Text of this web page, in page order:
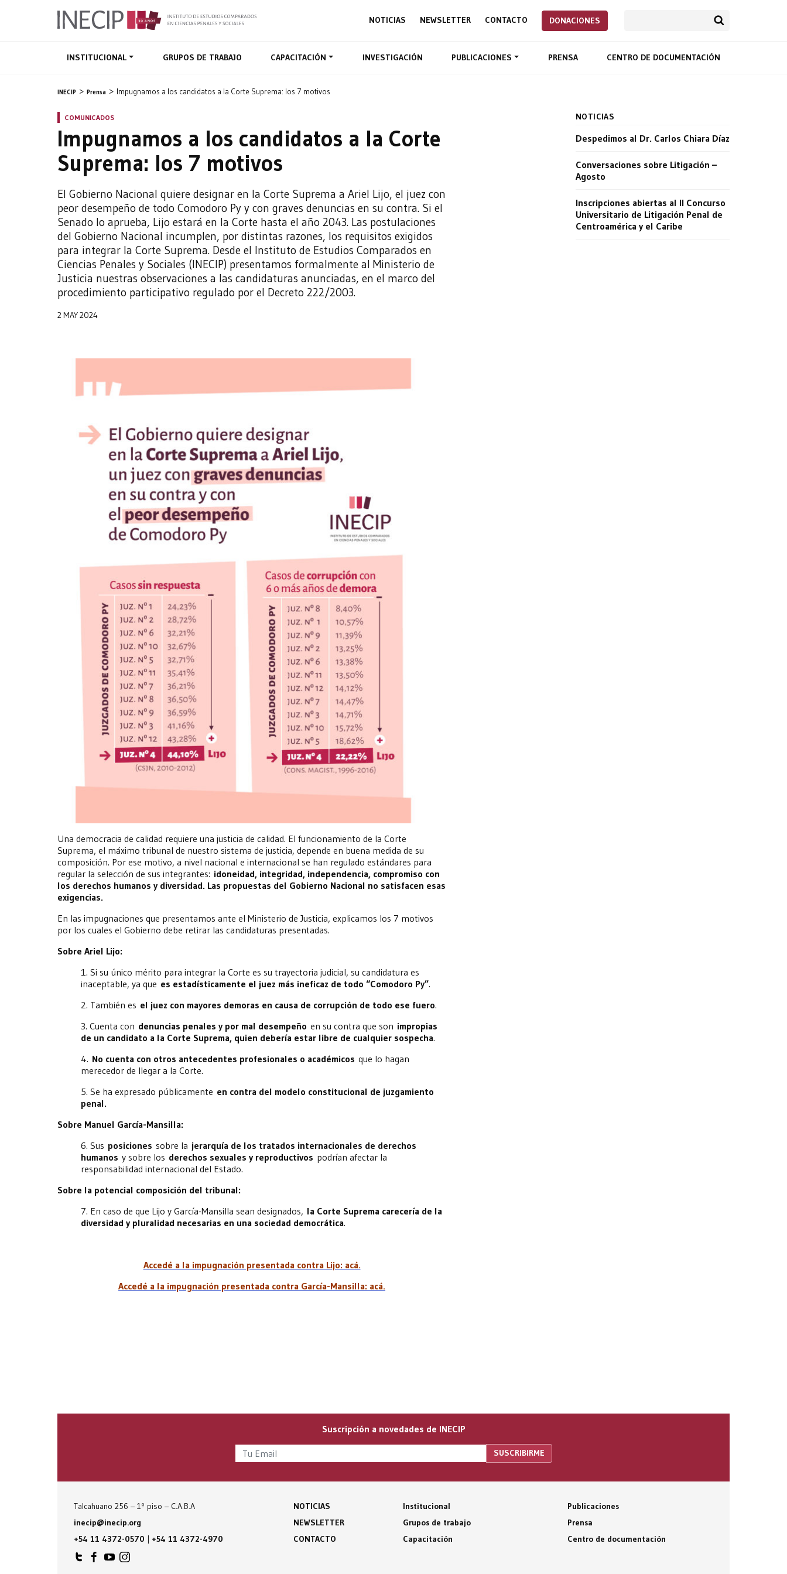
NOTICIAS NEWSLETTER CONTACTO DONACIONES
INSTITUCIONAL GRUPOS DE TRABAJO CAPACITACIÓN INVESTIGACIÓN PUBLICACIONES PRENSA CENTRO DE DOCUMENTACIÓN
INECIP Prensa Impugnamos a los candidatos a la Corte Suprema: los 7 motivos
COMUNICADOS
Impugnamos a los candidatos a la Corte
Suprema: los 7 motivos
El Gobierno Nacional quiere designar en la Corte Suprema a Ariel Lijo, el juez con
peor desempeño de todo Comodoro Py y con graves denuncias en su contra. Si el
Senado lo aprueba, Lijo estará en la Corte hasta el año 2043. Las postulaciones
del Gobierno Nacional incumplen, por distintas razones, los requisitos exigidos
para integrar la Corte Suprema. Desde el Instituto de Estudios Comparados en
Ciencias Penales y Sociales (INECIP) presentamos formalmente al Ministerio de
Justicia nuestras observaciones a las candidaturas anunciadas, en el marco del
procedimiento participativo regulado por el Decreto 222/2003.
2 MAY 2024
Una democracia de calidad requiere una justicia de calidad. El funcionamiento de la Corte
Suprema, el máximo tribunal de nuestro sistema de justicia, depende en buena medida de su
composición. Por ese motivo, a nivel nacional e internacional se han regulado estándares para
regular la selección de sus integrantes: idoneidad, integridad, independencia, compromiso con
los derechos humanos y diversidad. Las propuestas del Gobierno Nacional no satisfacen esas
exigencias.
En las impugnaciones que presentamos ante el Ministerio de Justicia, explicamos los 7 motivos
por los cuales el Gobierno debe retirar las candidaturas presentadas.
Sobre Ariel Lijo:
1. Si su único mérito para integrar la Corte es su trayectoria judicial, su candidatura es
inaceptable, ya que es estadísticamente el juez más ineficaz de todo “Comodoro Py”.
2. También es el juez con mayores demoras en causa de corrupción de todo ese fuero.
3. Cuenta con denuncias penales y por mal desempeño en su contra que son impropias
de un candidato a la Corte Suprema, quien debería estar libre de cualquier sospecha.
4. No cuenta con otros antecedentes profesionales o académicos que lo hagan
merecedor de llegar a la Corte.
5. Se ha expresado públicamente en contra del modelo constitucional de juzgamiento
penal.
Sobre Manuel García-Mansilla:
6. Sus posiciones sobre la jerarquía de los tratados internacionales de derechos
humanos y sobre los derechos sexuales y reproductivos podrían afectar la
responsabilidad internacional del Estado.
Sobre la potencial composición del tribunal:
7. En caso de que Lijo y García-Mansilla sean designados, la Corte Suprema carecería de la
diversidad y pluralidad necesarias en una sociedad democrática.
Accedé a la impugnación presentada contra Lijo: acá.
Accedé a la impugnación presentada contra García-Mansilla: acá.
NOTICIAS
Despedimos al Dr. Carlos Chiara Díaz
Conversaciones sobre Litigación –
Agosto
Inscripciones abiertas al II Concurso
Universitario de Litigación Penal de
Centroamérica y el Caribe
Suscripción a novedades de INECIP
Talcahuano 256 – 1º piso – C.A.B.A
inecip@inecip.org
+54 11 4372-0570 | +54 11 4372-4970
NOTICIAS
NEWSLETTER
CONTACTO
Institucional
Grupos de trabajo
Capacitación
Publicaciones
Prensa
Centro de documentación